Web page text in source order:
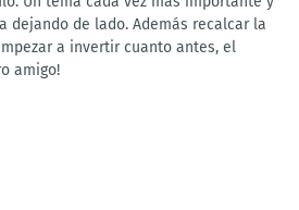
dejando de lado. Además recalcar la
a invertir cuanto antes, el
amigo!